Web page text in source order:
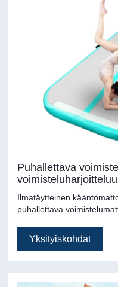
Puhallettava
Ilmatäytteinen
puhallettava
harjoittelussa, kuntosalit,
voimisteluharjoitukset,
rannalla tai vedessä,
Yksityiskohdat